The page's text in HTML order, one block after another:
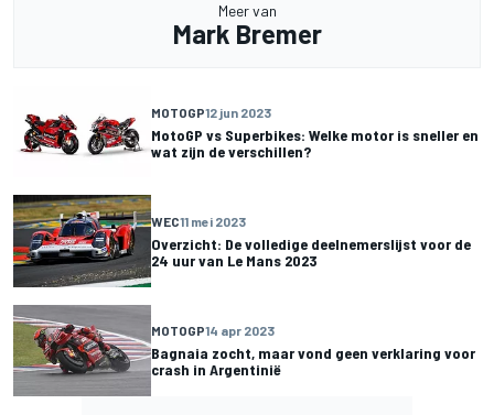
Meer van
Mark Bremer
MOTOGP12 jun 2023
MotoGP vs Superbikes: Welke motor is sneller en
wat zijn de verschillen?
WEC11 mei 2023
Overzicht: De volledige deelnemerslijst voor de
24 uur van Le Mans 2023
MOTOGP14 apr 2023
Bagnaia zocht, maar vond geen verklaring voor
crash in Argentinië